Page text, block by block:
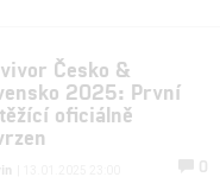
Česko &
2025: První
oficiálně
0